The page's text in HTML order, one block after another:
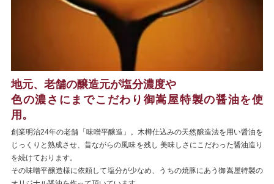
地元、老舗の醸造元が塩分濃度や
色の濃さにまでこだわり御嵩屋特製の醤油を使
用。
創業明治24年の老舗「味噌平醸造」。木樽仕込みの天然醸造法を用い醤油を
じっくりと熟成させ、昔ながらの風味を残し 美味しさにこだわった醤油造り
を続けております。
その味噌平醸造様に依頼して塩分が少なめ、うちの焼豚にあう御嵩屋特製の